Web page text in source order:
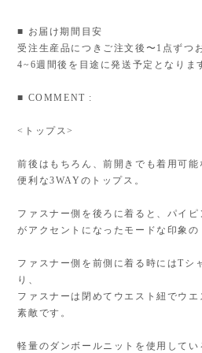
■ お届け期間目安
受注生産品につきご注文後〜1点ずつ
4~6週間後を目途に発送予定となりま
■ COMMENT :
<トップス>
前後はもちろん、前開きでも着用可能
便利な3WAYのトップス。
ファスナー側を後ろに着ると、パイピ
がアクセントになったモードな印象の
ファスナー側を前側に着る時にはTシ
り、
ファスナーは閉めてウエスト紐でウ
素敵です。
軽量のダンボールニットを使用してい